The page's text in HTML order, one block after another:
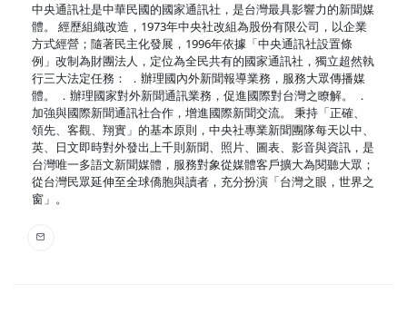
中央通訊社是中華民國的國家通訊社，是台灣最具影響力的新聞媒
體。 經歷組織改造，1973年中央社改組為股份有限公司，以企業
方式經營；隨著民主化發展，1996年依據「中央通訊社設置條
例」改制為財團法人，定位為全民共有的國家通訊社，獨立超然執
行三大法定任務： ．辦理國內外新聞報導業務，服務大眾傳播媒
體。 ．辦理國家對外新聞通訊業務，促進國際對台灣之瞭解。 ．
加強與國際新聞通訊社合作，增進國際新聞交流。 秉持「正確、
領先、客觀、翔實」的基本原則，中央社專業新聞團隊每天以中、
英、日文即時對外發出上千則新聞、照片、圖表、影音與資訊，是
台灣唯一多語文新聞媒體，服務對象從媒體客戶擴大為閱聽大眾；
從台灣民眾延伸至全球僑胞與讀者，充分扮演「台灣之眼，世界之
窗」。